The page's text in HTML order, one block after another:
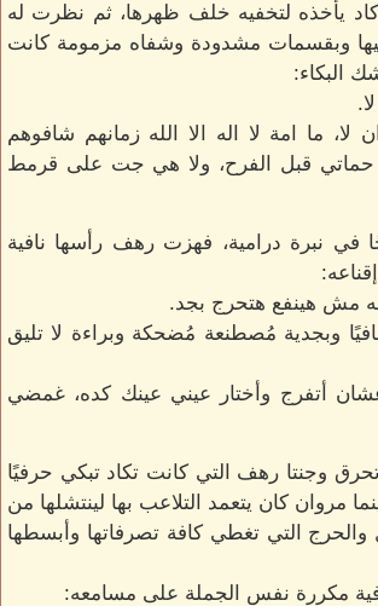
يأخذه لتخفيه خلف ظهرها، ثم نظرت له
وبقسمات مشدودة وشفاه مزمومة كانت
البكاء:
لا، ما امة لا اله الا الله زمانهم شافوهم
حماتي قبل الفرح، ولا هي جت على قرمط
في نبرة درامية، فهزت رهف رأسها نافية
مش هينفع هتحرج بجد.
وبجدية مُصطنعة مُضحكة وبراءة لا تليق
أتفرج وأختار عيني عينك كده، غمضي
وجنتا رهف التي كانت تكاد تبكي حرفيًا
مروان كان يتعمد التلاعب بها لينتشلها من
التي تغطي كافة تصرفاتها وأبسطها
مكررة نفس الجملة على مسامعه: